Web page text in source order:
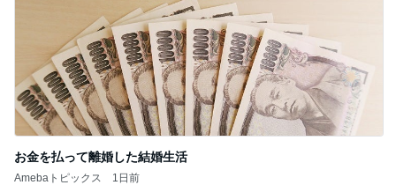
お金を払って離婚した結婚生活
Amebaトピックス 1日前